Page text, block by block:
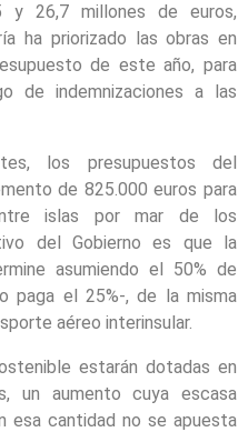
26,7 millones de euros,
ha priorizado las obras en
de este año, para
de indemnizaciones a las
los presupuestos del
de 825.000 euros para
islas por mar de los
del Gobierno es que la
asumiendo el 50% de
paga el 25%-, de la misma
aéreo interinsular.
estarán dotadas en
un aumento cuya escasa
esa cantidad no se apuesta